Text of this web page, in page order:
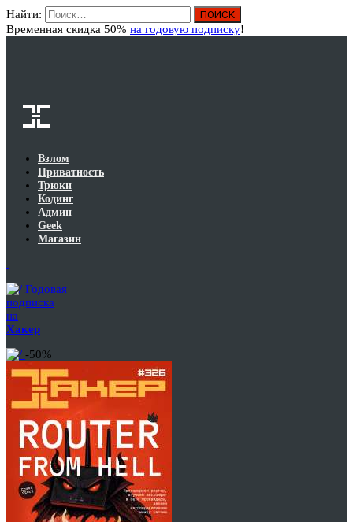
Найти:
Временная скидка 50% на годовую подписку!
Взлом
Приватность
Трюки
Кодинг
Админ
Geek
Магазин
Годовая
подписка
на
Хакер
-50%